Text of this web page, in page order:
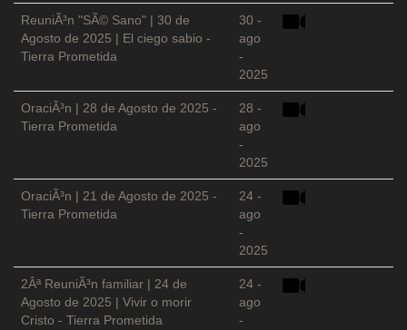
ReuniÃ³n "SÃ© Sano" | 30 de
Agosto de 2025 | El ciego sabio -
Tierra Prometida
30 -
ago
-
2025
OraciÃ³n | 28 de Agosto de 2025 -
Tierra Prometida
28 -
ago
-
2025
OraciÃ³n | 21 de Agosto de 2025 -
Tierra Prometida
24 -
ago
-
2025
2Âª ReuniÃ³n familiar | 24 de
Agosto de 2025 | Vivir o morir
Cristo - Tierra Prometida
24 -
ago
-